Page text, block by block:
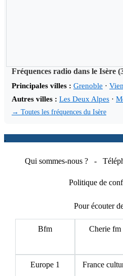
Fréquences radio dans le Isère
Principales villes : Grenoble ·
Autres villes : Les Deux Alpes ·
→ Toutes les fréquences du Isère
.
Qui sommes-nous ? -
Politique de
Pour écouter
Bfm Cherie fm
Europe 1 France